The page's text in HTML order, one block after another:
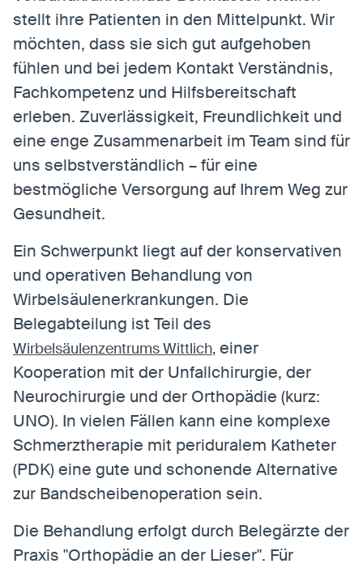
stellt ihre Patienten in den Mittelpunkt. Wir
möchten, dass sie sich gut aufgehoben
fühlen und bei jedem Kontakt Verständnis,
Fachkompetenz und Hilfsbereitschaft
erleben. Zuverlässigkeit, Freundlichkeit und
eine enge Zusammenarbeit im Team sind für
uns selbstverständlich – für eine
bestmögliche Versorgung auf Ihrem Weg zur
Gesundheit.
Ein Schwerpunkt liegt auf der konservativen
und operativen Behandlung von
Wirbelsäulenerkrankungen. Die
Belegabteilung ist Teil des
Wirbelsäulenzentrums Wittlich, einer
Kooperation mit der Unfallchirurgie, der
Neurochirurgie und der Orthopädie (kurz:
UNO). In vielen Fällen kann eine komplexe
Schmerztherapie mit periduralem Katheter
(PDK) eine gute und schonende Alternative
zur Bandscheibenoperation sein.
Die Behandlung erfolgt durch Belegärzte der
Praxis "Orthopädie an der Lieser". Für
Statistiken
Statistiken-Cookies erfassen Informationen
anonym. Diese Informationen helfen uns zu
verstehen, wie unsere Besucher unsere Website
nutzen.
Matomo
Anbieter:Matomo